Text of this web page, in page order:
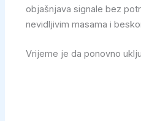
objašnjava signale bez
nevidljivim masama i
Vrijeme je da ponovno